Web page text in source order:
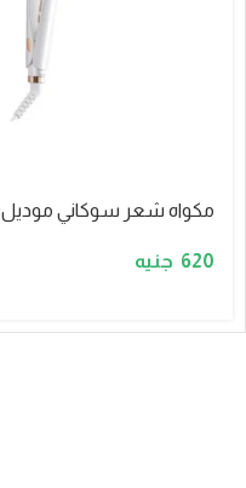
مكواه شعر سوكاني موديلSK-15059
620